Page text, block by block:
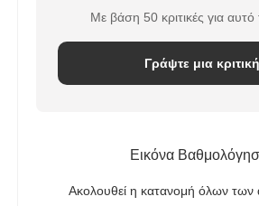
Με βάση 50 κριτικές για
Γράψτε μια κριτική
Εικόνα
Ακολουθεί η κατανομή όλων των